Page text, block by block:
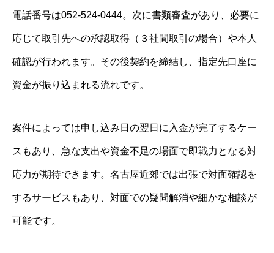
電話番号は052-524-0444。次に書類審査があり、必要に
応じて取引先への承認取得（３社間取引の場合）や本人
確認が行われます。その後契約を締結し、指定先口座に
資金が振り込まれる流れです。
案件によっては申し込み日の翌日に入金が完了するケー
スもあり、急な支出や資金不足の場面で即戦力となる対
応力が期待できます。名古屋近郊では出張で対面確認を
するサービスもあり、対面での疑問解消や細かな相談が
可能です。